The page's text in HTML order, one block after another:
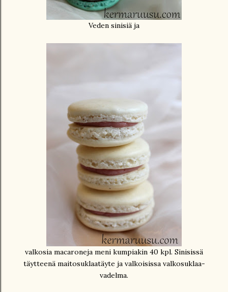
Veden sinisiä ja
valkosia macaroneja meni kumpiakin 40 kpl. Sinisissä
täytteenä maitosuklaatäyte ja valkoisissa valkosuklaa-
vadelma.